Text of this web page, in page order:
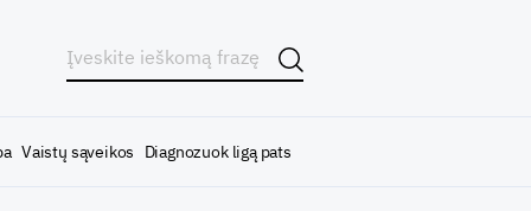
Vaistų sąveikos Diagnozuok ligą pats